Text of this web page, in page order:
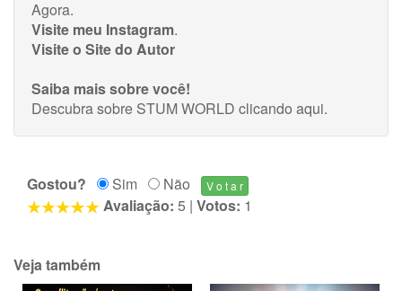
Agora.
Visite meu Instagram.
Visite o Site do Autor
Saiba mais sobre você!
Descubra sobre STUM WORLD clicando aqui.
Gostou? Sim
Não
Avaliação: 5 | Votos: 1
Veja também